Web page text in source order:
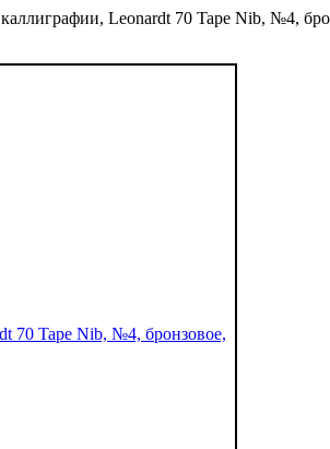
Leonardt 70 Tape Nib, №4,